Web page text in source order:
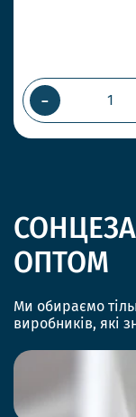
-
ОПТОМ
Ми обираємо
виробників, які